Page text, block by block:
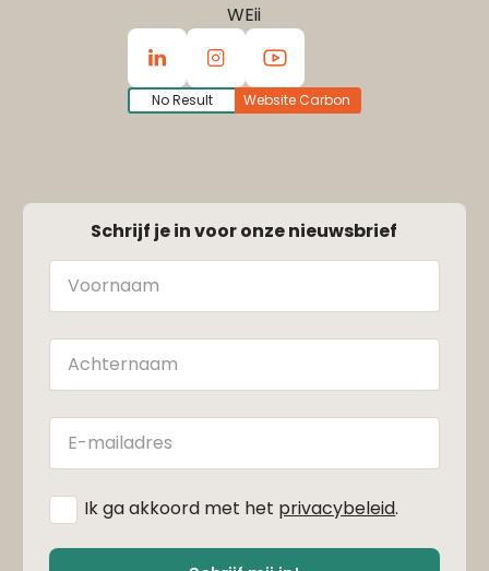
WEii
No Result Website Carbon
Schrijf je in voor onze nieuwsbrief
Naam
Achternaam
E-
mailadres
* Ik ga akkoord met het privacybeleid.